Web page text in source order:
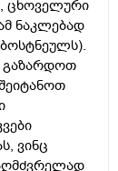
ცხოველური
ნაკლებად
გაზარდოთ
ვინც